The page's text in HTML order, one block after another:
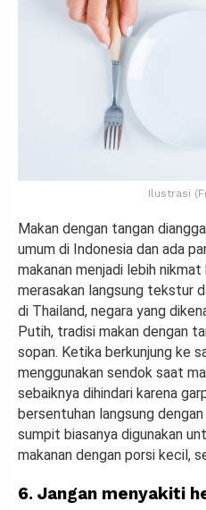
Ilustrasi
Makan dengan tangan
umum di Indonesia dan ada
makanan menjadi lebih
merasakan langsung tekstur
di Thailand, negara yang
Putih, tradisi makan dengan
sopan. Ketika berkunjung ke
menggunakan sendok saat
sebaiknya dihindari karena
bersentuhan langsung
sumpit biasanya digunakan
makanan dengan porsi kecil,
6. Jangan menyakiti